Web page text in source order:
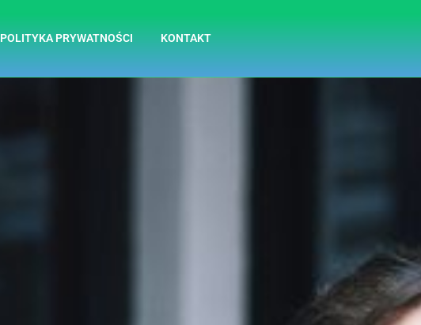
POLITYKA PRYWATNOŚCI KONTAKT